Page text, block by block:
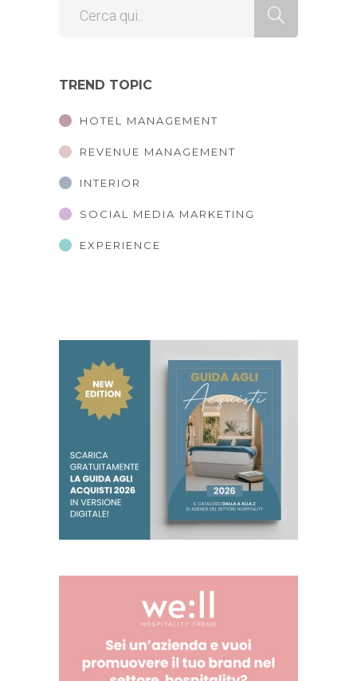
TREND TOPIC
HOTEL MANAGEMENT
REVENUE MANAGEMENT
INTERIOR
SOCIAL MEDIA MARKETING
EXPERIENCE